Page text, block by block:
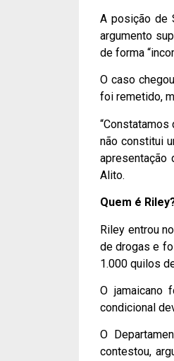
A posição de
argumento
de forma
O caso
foi remetido,
não constitui
apresentação
Alito.
Quem é
Riley entrou
de drogas e
1.000 quilos
O jamaicano
condicional
O
contestou,